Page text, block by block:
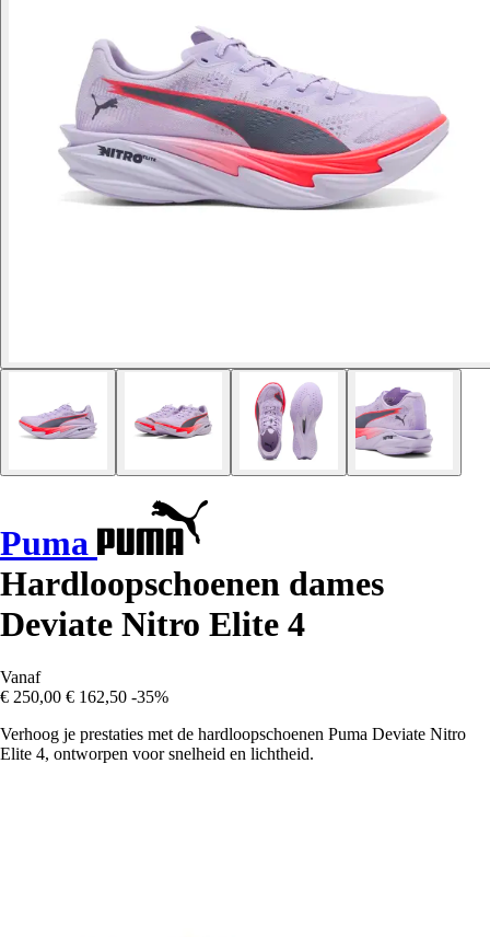
Puma
Hardloopschoenen dames
Deviate Nitro Elite 4
Vanaf
€ 250,00 € 162,50 -35%
Verhoog je prestaties met de hardloopschoenen Puma Deviate Nitro
Elite 4, ontworpen voor snelheid en lichtheid.